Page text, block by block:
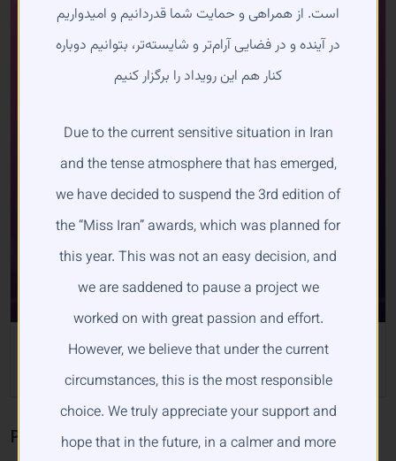
Join Miss Iran Awards 2025
$50.00
Product Tags
است. از همراهی و حمایت شما قدردانیم و امیدواریم
در آینده و در فضایی آرام‌تر و شایسته‌تر، بتوانیم دوباره
کنار هم این رویداد را برگزار کنیم
Due to the current sensitive situation in Iran
and the tense atmosphere that has emerged,
we have decided to suspend the 3rd edition of
the “Miss Iran” awards, which was planned for
this year. This was not an easy decision, and
we are saddened to pause a project we
worked on with great passion and effort.
However, we believe that under the current
circumstances, this is the most responsible
choice. We truly appreciate your support and
hope that in the future, in a calmer and more